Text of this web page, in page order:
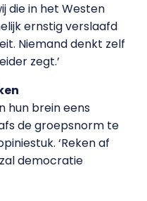
die in het Westen
ernstig verslaafd
Niemand denkt zelf
zegt.’
hun brein eens
de groepsnorm te
‘Reken af
democratie